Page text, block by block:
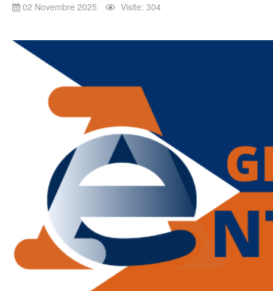
02 Novembre 2025 Visite: 304